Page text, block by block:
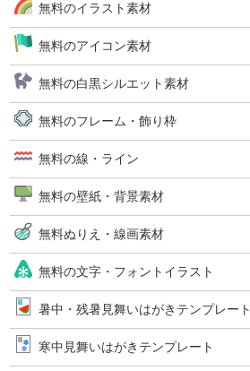
無料のイラスト素材
無料のアイコン素材
無料の白黒シルエット素材
無料のフレーム・飾り枠
無料の線・ライン
無料の壁紙・背景素材
無料ぬりえ・線画素材
無料の文字・フォントイラスト
暑中・残暑見舞いはがきテンプレート
寒中見舞いはがきテンプレート